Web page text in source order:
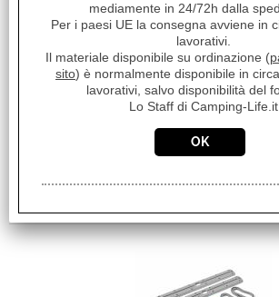
OSCURANTE TERMICO
ESTERNO VETRI 8MM
ACCOPPIABILE DUCATO
X290 DAL 2014
€ 105,56 Sconto 16%
€88,70
mediamente in 24/72h dalla
Per i paesi UE la consegna avviene in
lavorativi.
Il materiale disponibile su ordinazione (
sito) è normalmente disponibile in
lavorativi, salvo disponibilità del
Lo Staff di Camping-Life.it